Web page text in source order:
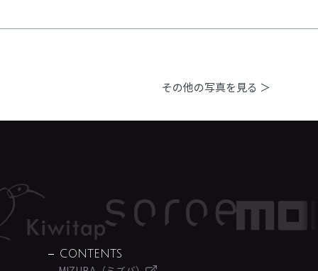
その他の写真を見る ＞
CONTENTS